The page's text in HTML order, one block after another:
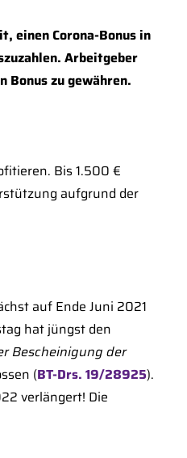
einen Corona-Bonus in
Arbeitgeber
zu gewähren.
Bis 1.500 €
aufgrund der
auf Ende Juni 2021
hat jüngst den
Bescheinigung der
(BT-Drs. 19/28925).
verlängert! Die